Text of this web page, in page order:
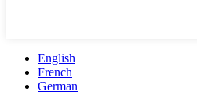
English
French
German